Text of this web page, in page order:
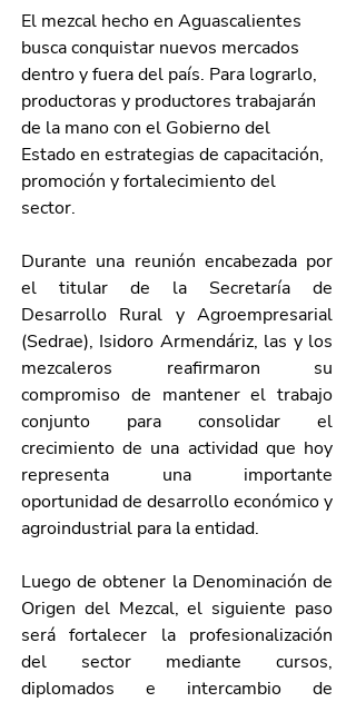
El mezcal hecho en Aguascalientes
busca conquistar nuevos mercados
dentro y fuera del país. Para lograrlo,
productoras y productores trabajarán
de la mano con el Gobierno del
Estado en estrategias de capacitación,
promoción y fortalecimiento del
sector.
Durante una reunión encabezada por
el titular de la Secretaría de
Desarrollo Rural y Agroempresarial
(Sedrae), Isidoro Armendáriz, las y los
mezcaleros reafirmaron su
compromiso de mantener el trabajo
conjunto para consolidar el
crecimiento de una actividad que hoy
representa una importante
oportunidad de desarrollo económico y
agroindustrial para la entidad.
Luego de obtener la Denominación de
Origen del Mezcal, el siguiente paso
será fortalecer la profesionalización
del sector mediante cursos,
diplomados e intercambio de